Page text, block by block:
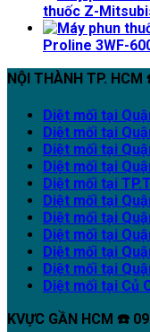
thuốc Z-
Proline 3WF-
NỘI THÀNH TP.
Diệt mối tại
Diệt mối tại
Diệt mối tại
Diệt mối tại
Diệt mối tại
Diệt mối tại
Diệt mối tại
Diệt mối tại
Diệt mối tại
Diệt mối tại
Diệt mối tại Củ
KVỰC GẦN HCM ☎️